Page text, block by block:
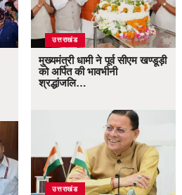
उत्तराखंड
मुख्यमंत्री धामी ने पूर्व सीएम खण्डूड़ी
को अर्पित की भावभीनी
श्रद्धांजलि…
उत्तराखंड